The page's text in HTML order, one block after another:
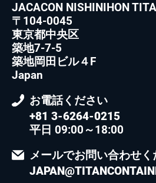
JACACON NISHINIHON
〒104-0045
東京都中央区
築地7-7-5
築地岡田ビル４F
Japan
お電話ください
+81 3-6264-0215
平日 09:00～18:00
メールでお問い合わせく